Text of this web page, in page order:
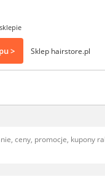
> Sklep hairstore.pl
ceny, promocje, kupony